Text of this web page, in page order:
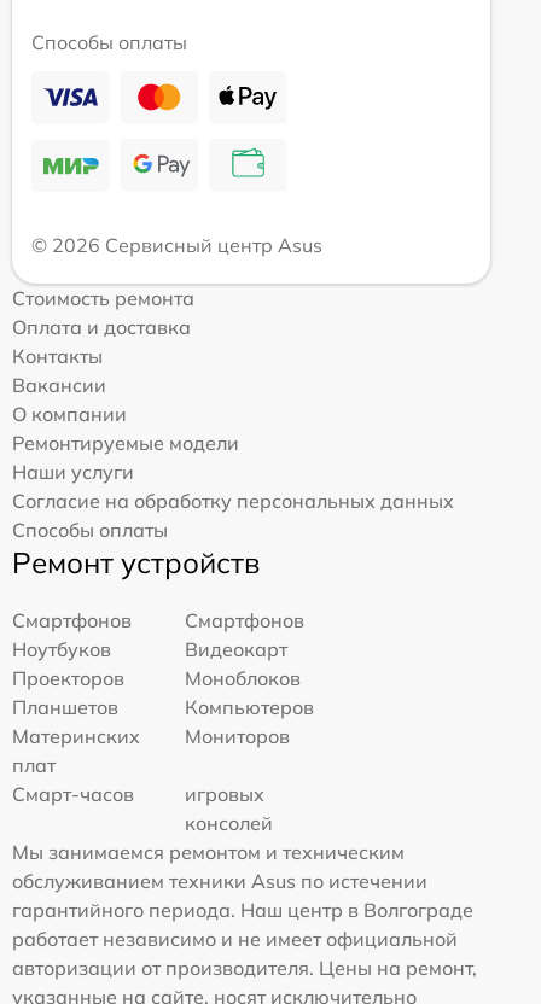
Способы оплаты
© 2026 Сервисный центр Asus
Стоимость ремонта
Оплата и доставка
Контакты
Вакансии
О компании
Ремонтируемые модели
Наши услуги
Согласие на обработку персональных данных
Способы оплаты
Ремонт устройств
Смартфонов
Смартфонов
Ноутбуков
Видеокарт
Проекторов
Моноблоков
Планшетов
Компьютеров
Материнских
плат
Мониторов
Смарт-часов
игровых
консолей
Мы занимаемся ремонтом и техническим
обслуживанием техники Asus по истечении
гарантийного периода. Наш центр в Волгограде
работает независимо и не имеет официальной
авторизации от производителя. Цены на ремонт,
указанные на сайте, носят исключительно